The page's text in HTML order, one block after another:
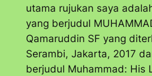
utama rujukan saya
yang berjudul
Qamaruddin SF yang
Serambi, Jakarta, 2017
berjudul Muhammad: His